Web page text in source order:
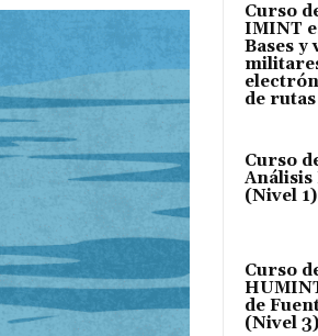
Curso
IMINT
Bases y
de rutas
Curso
Análisis
(Nivel 1)
Curso
de
(Nivel 3)